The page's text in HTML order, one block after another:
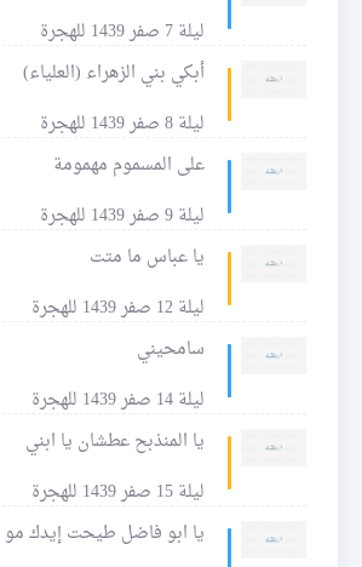
ليلة 7 صفر 1439 للهجرة
أبكي بني الزهراء (العلياء)
ليلة 8 صفر 1439 للهجرة
على المسموم مهمومة
ليلة 9 صفر 1439 للهجرة
يا عباس ما متت
ليلة 12 صفر 1439 للهجرة
سامحيني
ليلة 14 صفر 1439 للهجرة
يا المنذبح عطشان يا ابني
ليلة 15 صفر 1439 للهجرة
يا ابو فاضل طيحت إيدك مو